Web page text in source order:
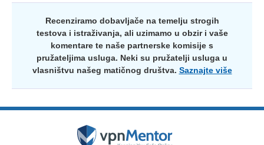
Recenziramo dobavljače na temelju strogih
testova i istraživanja, ali uzimamo u obzir i vaše
komentare te naše partnerske komisije s
pružateljima usluga. Neki su pružatelji usluga u
vlasništvu našeg matičnog društva. Saznajte više